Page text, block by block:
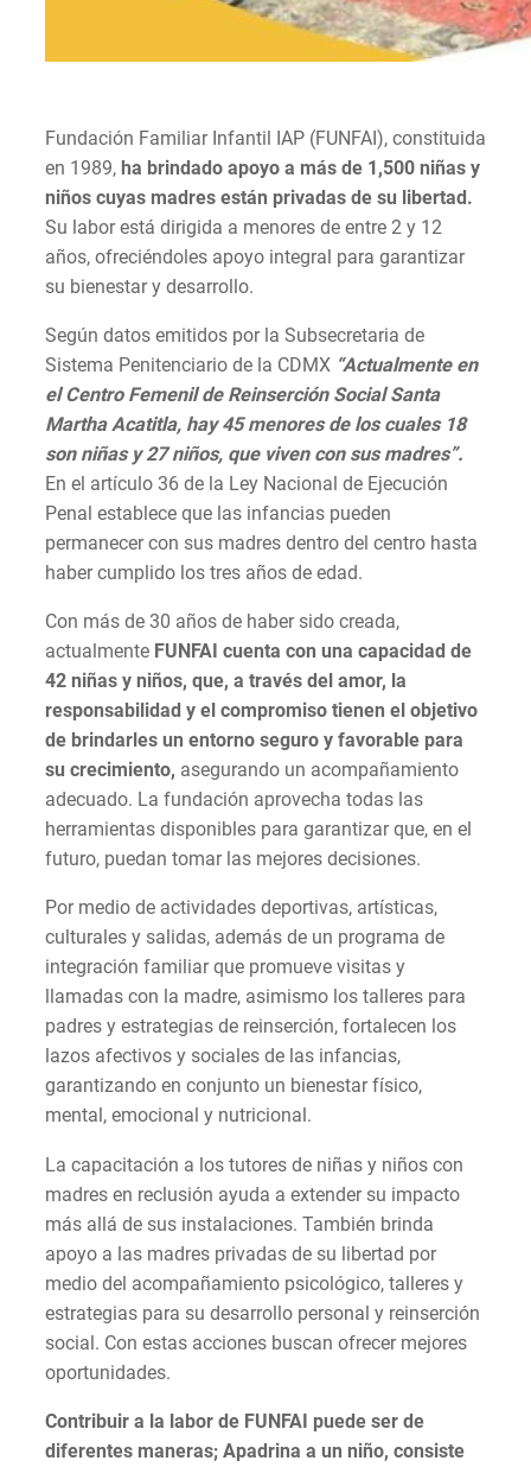
Fundación Familiar Infantil IAP (FUNFAI), constituida
en 1989, ha brindado apoyo a más de 1,500 niñas y
niños cuyas madres están privadas de su libertad.
Su labor está dirigida a menores de entre 2 y 12
años, ofreciéndoles apoyo integral para garantizar
su bienestar y desarrollo.
Según datos emitidos por la Subsecretaria de
Sistema Penitenciario de la CDMX “Actualmente en
el Centro Femenil de Reinserción Social Santa
Martha Acatitla, hay 45 menores de los cuales 18
son niñas y 27 niños, que viven con sus madres”.
En el artículo 36 de la Ley Nacional de Ejecución
Penal establece que las infancias pueden
permanecer con sus madres dentro del centro hasta
haber cumplido los tres años de edad.
Con más de 30 años de haber sido creada,
actualmente FUNFAI cuenta con una capacidad de
42 niñas y niños, que, a través del amor, la
responsabilidad y el compromiso tienen el objetivo
de brindarles un entorno seguro y favorable para
su crecimiento, asegurando un acompañamiento
adecuado. La fundación aprovecha todas las
herramientas disponibles para garantizar que, en el
futuro, puedan tomar las mejores decisiones.
Por medio de actividades deportivas, artísticas,
culturales y salidas, además de un programa de
integración familiar que promueve visitas y
llamadas con la madre, asimismo los talleres para
padres y estrategias de reinserción, fortalecen los
lazos afectivos y sociales de las infancias,
garantizando en conjunto un bienestar físico,
mental, emocional y nutricional.
La capacitación a los tutores de niñas y niños con
madres en reclusión ayuda a extender su impacto
más allá de sus instalaciones. También brinda
apoyo a las madres privadas de su libertad por
medio del acompañamiento psicológico, talleres y
estrategias para su desarrollo personal y reinserción
social. Con estas acciones buscan ofrecer mejores
oportunidades.
Contribuir a la labor de FUNFAI puede ser de
diferentes maneras; Apadrina a un niño, consiste